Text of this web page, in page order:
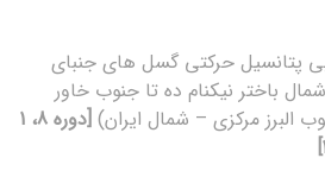
پتانسیل حرکتی گسل های جنبای
باختر نیکنام ده تا جنوب خاور
البرز مرکزی – شمال ایران)
[دوره 8، 1